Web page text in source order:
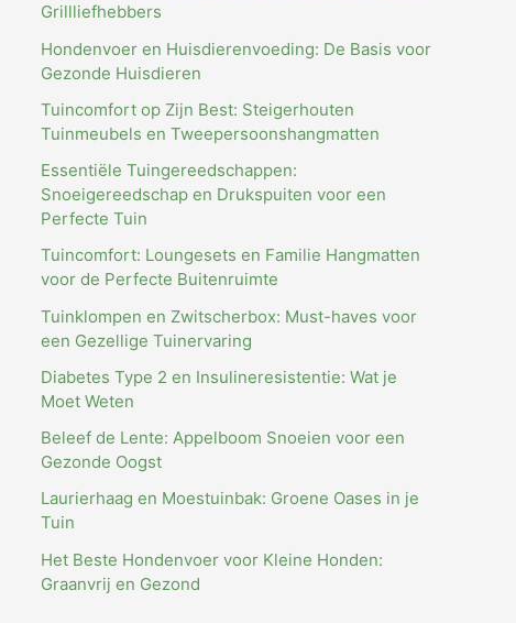
Grillliefhebbers
Hondenvoer en Huisdierenvoeding: De Basis voor
Gezonde Huisdieren
Tuincomfort op Zijn Best: Steigerhouten
Tuinmeubels en Tweepersoonshangmatten
Essentiële Tuingereedschappen:
Snoeigereedschap en Drukspuiten voor een
Perfecte Tuin
Tuincomfort: Loungesets en Familie Hangmatten
voor de Perfecte Buitenruimte
Tuinklompen en Zwitscherbox: Must-haves voor
een Gezellige Tuinervaring
Diabetes Type 2 en Insulineresistentie: Wat je
Moet Weten
Beleef de Lente: Appelboom Snoeien voor een
Gezonde Oogst
Laurierhaag en Moestuinbak: Groene Oases in je
Tuin
Het Beste Hondenvoer voor Kleine Honden:
Graanvrij en Gezond